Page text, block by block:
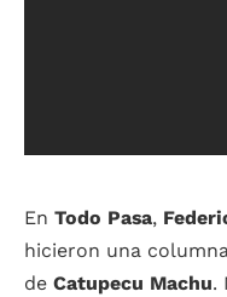
En Todo Pasa,
hicieron una
de Catupecu Machu.